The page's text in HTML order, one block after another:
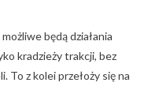
będą działania
kradzieży trakcji, bez
To z kolei przełoży się na